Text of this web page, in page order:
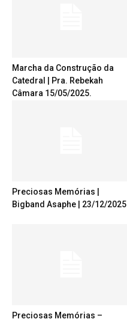
Marcha da Construção da
Catedral | Pra. Rebekah
Câmara 15/05/2025.
Preciosas Memórias |
Bigband Asaphe | 23/12/2025
Preciosas Memórias –